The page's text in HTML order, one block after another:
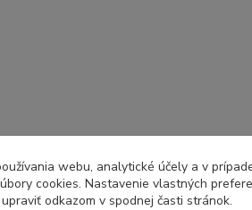
webu, analytické účely a v
cookies. Nastavenie vlastných
odkazom v spodnej časti stránok.